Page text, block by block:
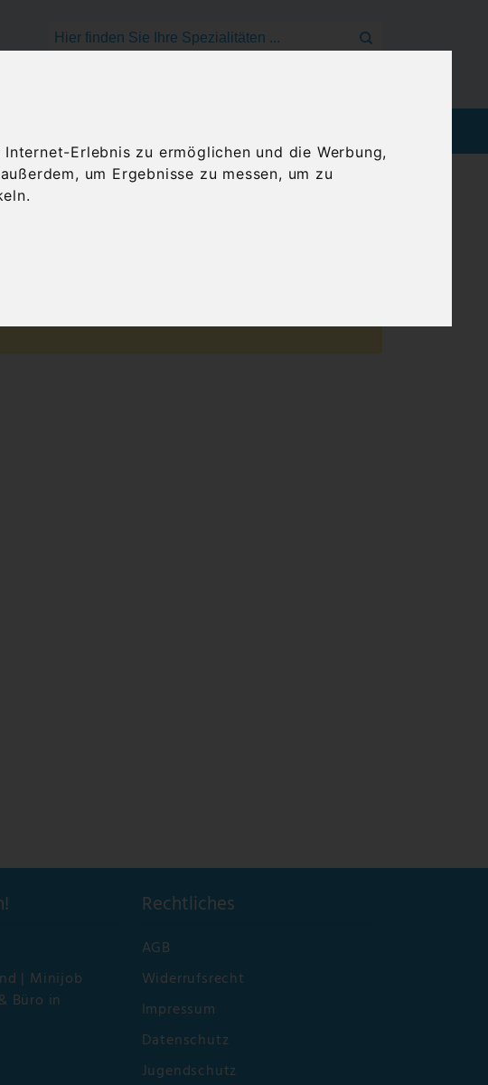
Erlebnis zu ermöglichen und die Werbung,
um Ergebnisse zu messen, um zu
| Minijob
Büro in
Rechtliches
AGB
Widerrufsrecht
Impressum
Datenschutz
Jugendschutz